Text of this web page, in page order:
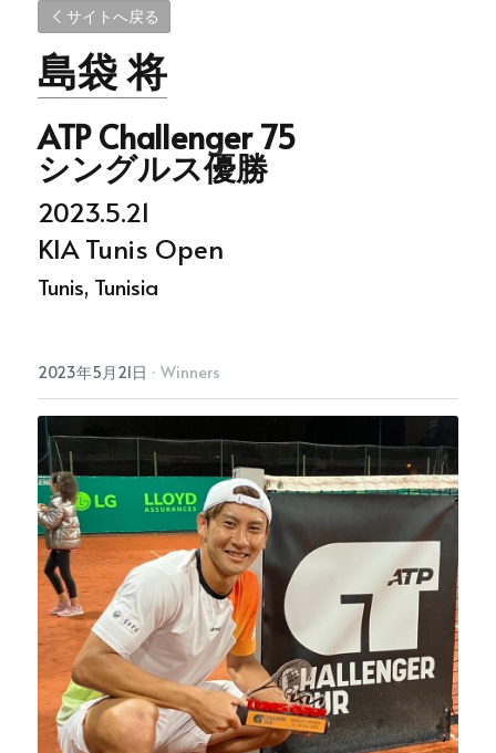
サイトへ戻る
島袋 将
ATP Challenger 75
シングルス優勝
2023.5.21
KIA Tunis Open
Tunis, Tunisia
2023年5月21日 · Winners